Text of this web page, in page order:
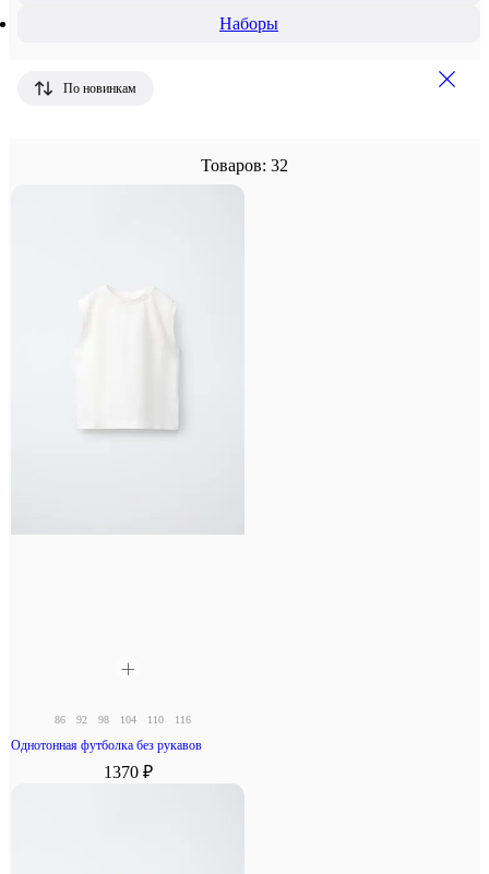
Наборы
По новинкам
Товаров: 32
86 92 98 104 110 116
Однотонная футболка без рукавов
1370 ₽